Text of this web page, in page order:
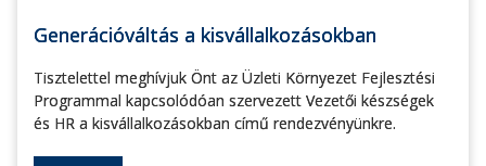
Generációváltás a kisvállalkozásokban
Tisztelettel meghívjuk Önt az Üzleti Környezet Fejlesztési
Programmal kapcsolódóan szervezett Vezetői készségek
és HR a kisvállalkozásokban című rendezvényünkre.